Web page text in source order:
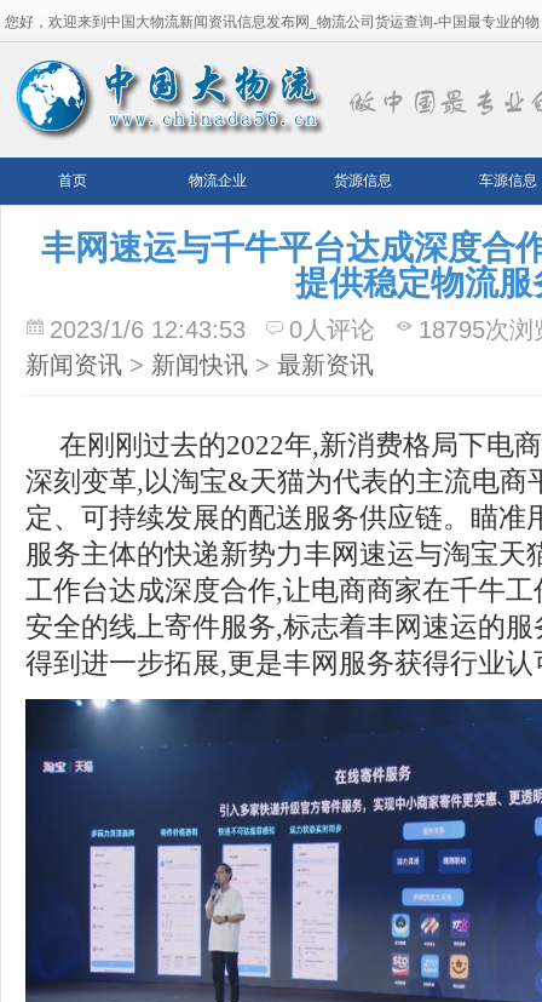
您好，欢迎来到中国大物流新闻资讯信息发布网_物流公司货运查询-中国最专业的物
流平台！
首页 物流企业 货源信息 车源信息
丰网速运与千牛平台达成深度合
提供稳定物流服
2023/1/6 12:43:53 0人评论
18795次浏
新闻资讯 > 新闻快讯 > 最新资讯
在刚刚过去的2022年,新消费格局下电
深刻变革,以淘宝&天猫为代表的主流电商
定、可持续发展的配送服务供应链。瞄准
服务主体的快递新势力丰网速运与淘宝
工作台达成深度合作,让电商商家在千牛
安全的线上寄件服务,标志着丰网速运的
得到进一步拓展,更是丰网服务获得行业